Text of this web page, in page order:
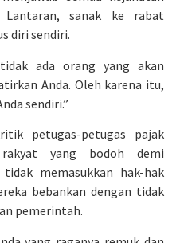
Lantaran, sanak ke rabat
diri sendiri.
ada orang yang akan
Anda. Oleh karena itu,
sendiri.”
petugas-petugas pajak
yang bodoh demi
memasukkan hak-hak
bebankan dengan tidak
pemerintah.